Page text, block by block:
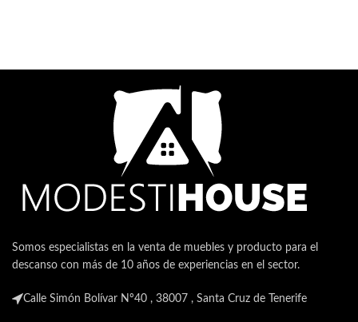
Somos especialistas en la venta de muebles y producto para el
descanso con más de 10 años de experiencias en el sector.
Calle Simón Bolívar Nº40 , 38007 , Santa Cruz de Tenerife